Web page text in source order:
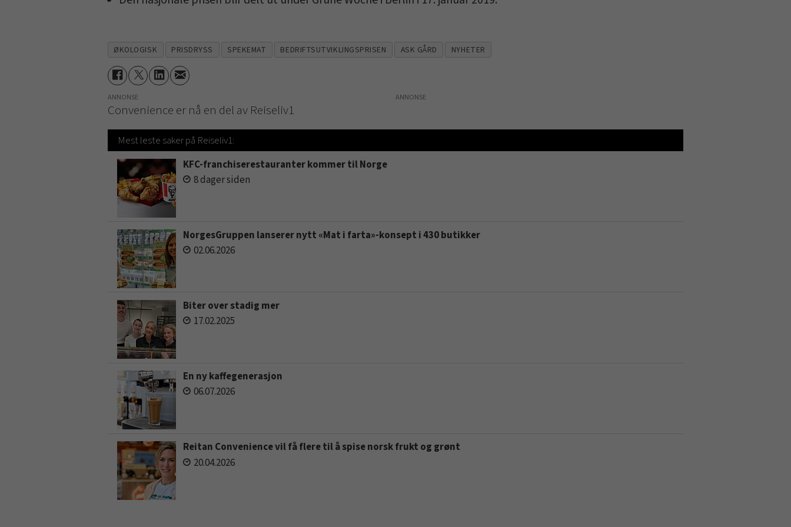
ØKOLOGISK PRISDRYSS SPEKEMAT BEDRIFTSUTVIKLINGSPRISEN ASK GÅRD NYHETER
ANNONSE
Convenience er nå en del av Reiseliv1
Mest leste saker på Reiseliv1:
KFC-franchiserestauranter kommer til Norge
8 dager siden
NorgesGruppen lanserer nytt «Mat i farta»-konsept i 430 butikker
02.06.2026
Biter over stadig mer
17.02.2025
En ny kaffegenerasjon
06.07.2026
Reitan Convenience vil få flere til å spise norsk frukt og grønt
20.04.2026